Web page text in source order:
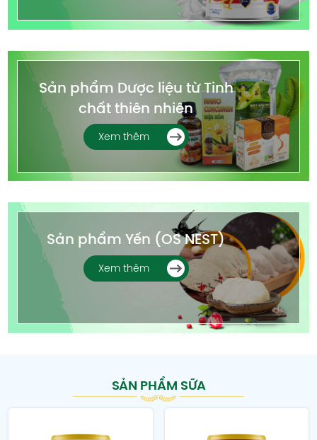
Sản phẩm Dược liệu từ Tinh
chất thiên nhiên
Xem thêm
Sản phẩm Yến (OS NEST)
Xem thêm
SẢN PHẨM SỮA